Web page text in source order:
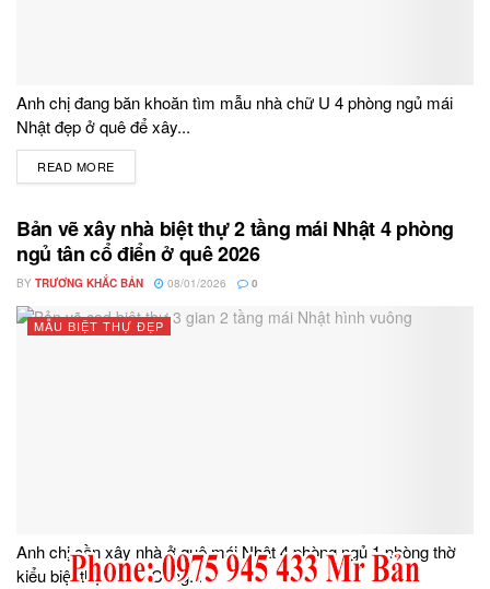
Anh chị đang băn khoăn tìm mẫu nhà chữ U 4 phòng ngủ mái
Nhật đẹp ở quê để xây...
READ MORE
Bản vẽ xây nhà biệt thự 2 tầng mái Nhật 4 phòng
ngủ tân cổ điển ở quê 2026
BY TRƯƠNG KHẮC BẢN 08/01/2026 0
MẪU BIỆT THỰ ĐẸP
Anh chị cần xây nhà ở quê mái Nhật 4 phòng ngủ 1 phòng thờ
kiểu biệt thự 2026. Công...